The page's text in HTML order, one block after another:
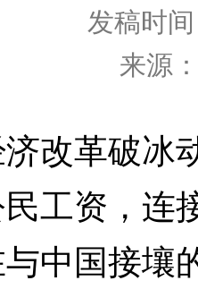
发稿时
来源
改革破冰
工资，连
中国接壤